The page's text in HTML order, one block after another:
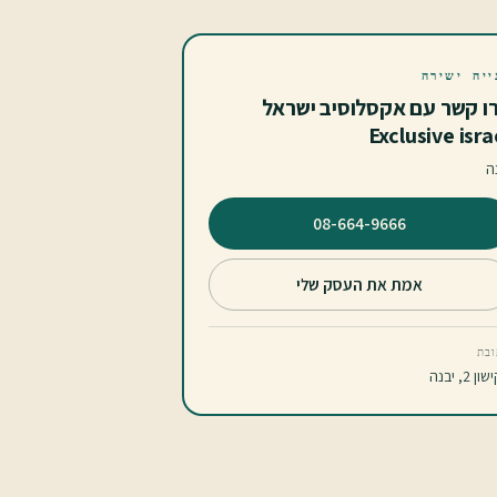
ישירה
קשר עם אקסלוסיב ישראל
Exclusive
⁦08-664-9666⁩
אמת את העסק שלי
2, יבנה